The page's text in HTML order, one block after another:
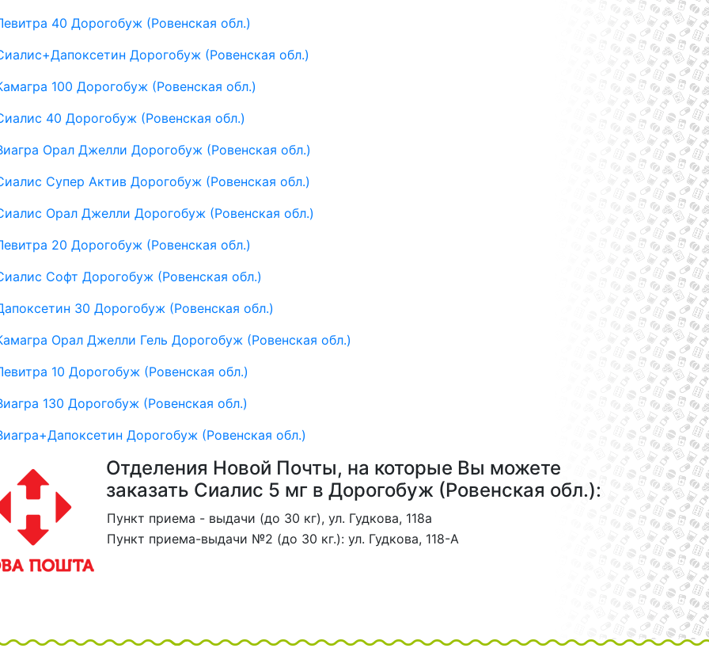
40 Дорогобуж (Ровенская обл.)
Дорогобуж (Ровенская обл.)
100 Дорогобуж (Ровенская обл.)
40 Дорогобуж (Ровенская обл.)
Орал Джелли Дорогобуж (Ровенская обл.)
Супер Актив Дорогобуж (Ровенская обл.)
Орал Джелли Дорогобуж (Ровенская обл.)
20 Дорогобуж (Ровенская обл.)
Софт Дорогобуж (Ровенская обл.)
30 Дорогобуж (Ровенская обл.)
Орал Джелли Гель Дорогобуж (Ровенская обл.)
10 Дорогобуж (Ровенская обл.)
130 Дорогобуж (Ровенская обл.)
Дорогобуж (Ровенская обл.)
Отделения Новой Почты, на которые Вы можете
заказать Сиалис 5 мг в Дорогобуж (Ровенская обл.):
Пункт приема - выдачи (до 30 кг), ул. Гудкова, 118а
Пункт приема-выдачи №2 (до 30 кг.): ул. Гудкова, 118-А